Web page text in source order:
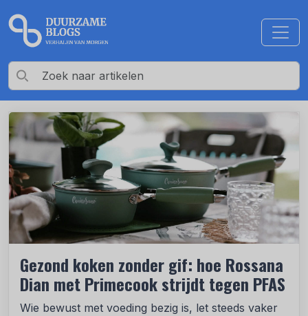
Gezond koken zonder gif: hoe Rossana
Dian met Primecook strijdt tegen PFAS
Wie bewust met voeding bezig is, let steeds vaker